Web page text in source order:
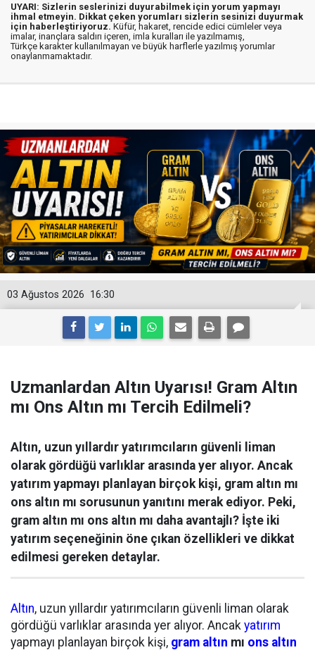
UYARI: Sizlerin seslerinizi duyurabilmek için yorum yapmayı
ihmal etmeyin. Dikkat çeken yorumları sizlerin sesinizi duyurmak
için haberleştiriyoruz. Küfür, hakaret, rencide edici cümleler veya
imalar, inançlara saldırı içeren, imla kuralları ile yazılmamış,
Türkçe karakter kullanılmayan ve büyük harflerle yazılmış yorumlar
onaylanmamaktadır.
16:30
03 Ağustos 2026
Uzmanlardan Altın Uyarısı! Gram Altın
mı Ons Altın mı Tercih Edilmeli?
Altın, uzun yıllardır yatırımcıların güvenli liman
olarak gördüğü varlıklar arasında yer alıyor. Ancak
yatırım yapmayı planlayan birçok kişi, gram altın mı
ons altın mı sorusunun yanıtını merak ediyor. Peki,
gram altın mı ons altın mı daha avantajlı? İşte iki
yatırım seçeneğinin öne çıkan özellikleri ve dikkat
edilmesi gereken detaylar.
Altın, uzun yıllardır yatırımcıların güvenli liman olarak
gördüğü varlıklar arasında yer alıyor. Ancak yatırım
yapmayı planlayan birçok kişi, gram altın mı ons altın